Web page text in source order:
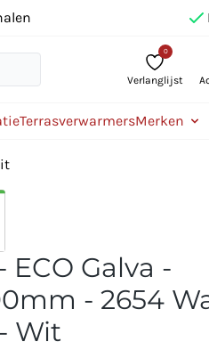
0
Verlanglijst
TerrasverwarmersMerken
ECO Galva -
- 2654
Wit